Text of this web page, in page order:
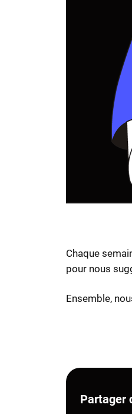
Chaque
pour nous
Ensemble,
Partager